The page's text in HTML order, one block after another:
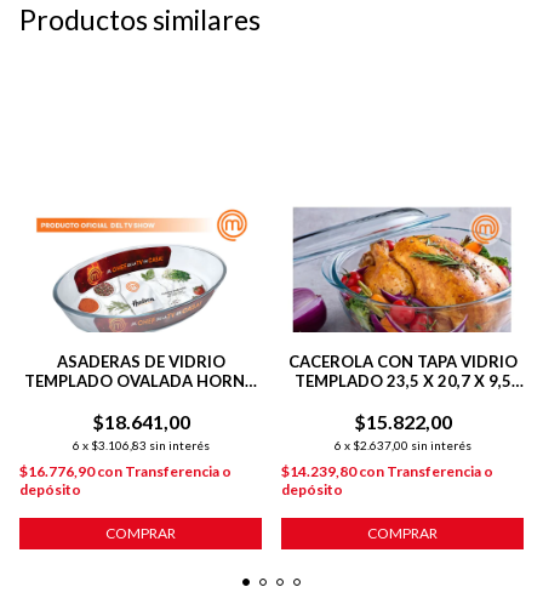
Productos similares
ASADERAS DE VIDRIO
TEMPLADO OVALADA HORNO
$18.641,00
6 x $3.106,83 sin interés
$16.776,90con Transferencia o
depósito
COMPRAR
CACEROLA CON TAPA VIDRIO
TEMPLADO 23,5 X 20,7 X 9,5
$15.822,00
6 x $2.637,00 sin interés
$14.239,80con Transferencia o
depósito
COMPRAR